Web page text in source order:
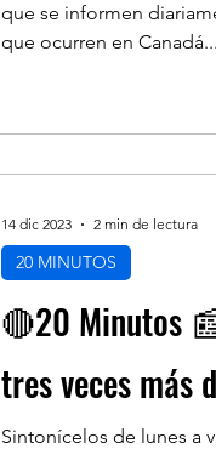
que se informen
que ocurren en Canadá...
🔴20 Minutos
tres veces más
Sintonícelos de lunes a
20 MINUTOS
14 dic 2023 2 min de lectura